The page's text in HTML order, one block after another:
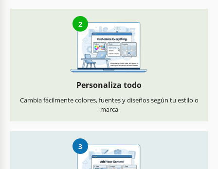
2
Personaliza todo
Cambia fácilmente colores, fuentes y diseños según tu estilo o
marca
3